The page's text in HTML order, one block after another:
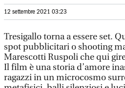
12 settembre 2021 03:23
Tresigallo torna a essere set.
spot pubblicitari o shooting
Marescotti Ruspoli che qui
Il film è una storia d’amore
ragazzi in un microcosmo